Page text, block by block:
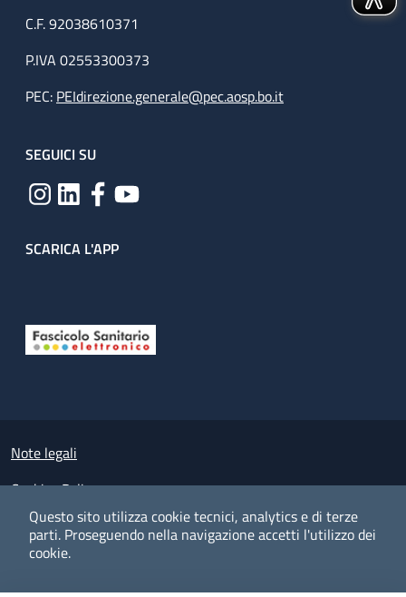
Questo sito utilizza cookie tecnici, analytics e di terze
parti. Proseguendo nella navigazione accetti l'utilizzo dei
cookie.
C.F. 92038610371
P.IVA 02553300373
PEC: PEIdirezione.generale@pec.aosp.bo.it
SEGUICI SU
SCARICA L'APP
Small prints
Note legali
Cookies Policy
Policy privacy e protezione del dato personale
Albo pretorio on-line